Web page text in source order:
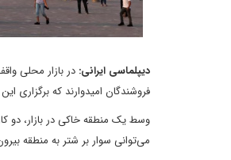
دیپلماسی ایرانی: در بازار محلی
فروشندگان امیدوارند که برگزاری
وسط یک منطقه خاکی در بازار،
می‌توانی سوار بر شتر به منطقه